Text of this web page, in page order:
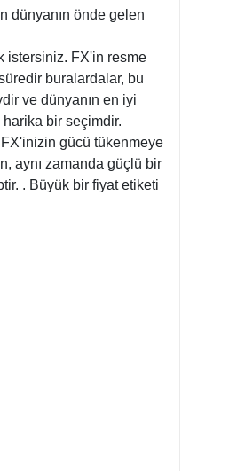
dünyanın önde gelen
istersiniz. FX'in resme
süredir buralardalar, bu
ve dünyanın en iyi
harika bir seçimdir.
gücü tükenmeye
aynı zamanda güçlü bir
. Büyük bir fiyat etiketi